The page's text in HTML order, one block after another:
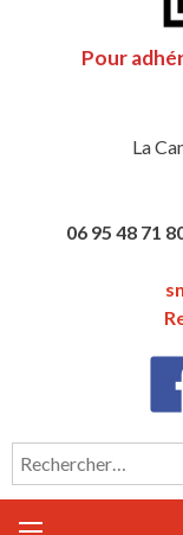
Pour
La
06 95 48 71
Rechercher :